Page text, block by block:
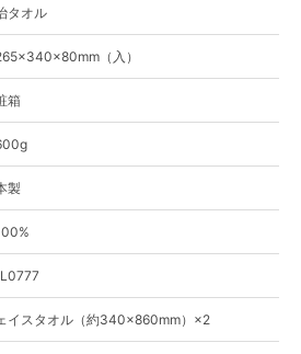
タオル
（入）
箱
製
イスタオル（約340×860mm）×2